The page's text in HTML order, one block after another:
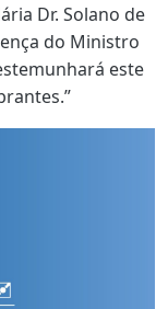
Dr. Solano de
do Ministro
este